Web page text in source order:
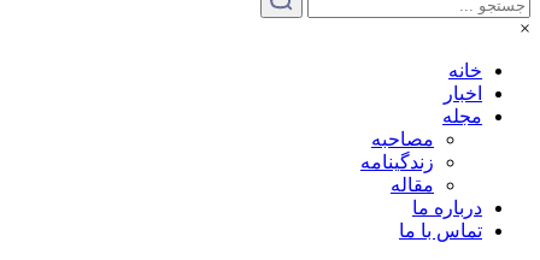
×
خانه
اخبار
مجله
مصاحبه
زندگینامه
مقاله
درباره ما
تماس با ما